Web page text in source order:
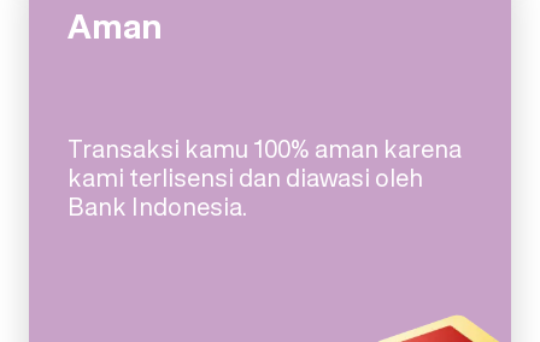
Aman
Transaksi kamu 100% aman karena
kami terlisensi dan diawasi oleh
Bank Indonesia.